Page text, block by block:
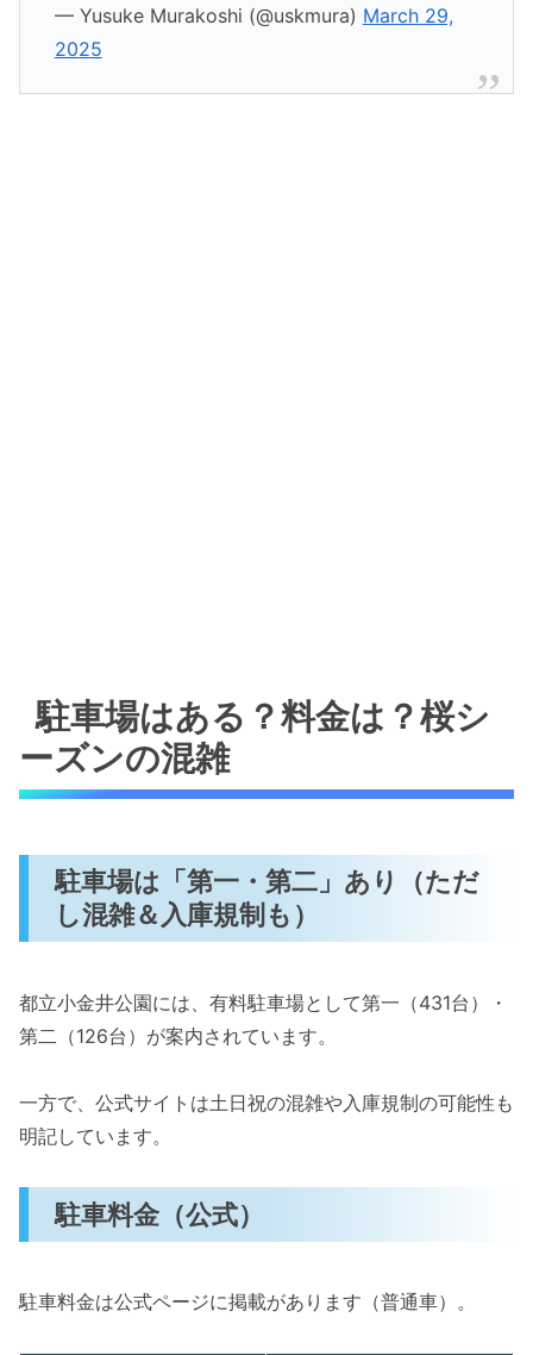
— Yusuke Murakoshi (@uskmura) March 29,
2025
駐車場はある？料金は？桜シ
ーズンの混雑
駐車場は「第一・第二」あり（ただ
し混雑＆入庫規制も）
都立小金井公園には、有料駐車場として第一（431台）・
第二（126台）が案内されています。
一方で、公式サイトは土日祝の混雑や入庫規制の可能性も
明記しています。
駐車料金（公式）
駐車料金は公式ページに掲載があります（普通車）。